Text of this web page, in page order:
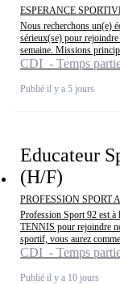
ESPERANCE
Nous recherchons un(e)
sérieux(se) pour
semaine. Missions
CDI - Temps
Publié il y a 5 jours
Educateur
(H/F)
PROFESSION SPORT
Profession Sport 92 est à
TENNIS pour rejoindre
sportif, vous aurez
CDI - Temps
Publié il y a 10 jours